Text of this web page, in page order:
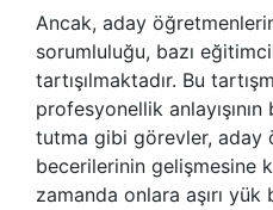
Ancak, aday
sorumluluğu, bazı
tartışılmaktadır. Bu
profesyonellik anlayışının
tutma gibi görevler, aday
becerilerinin gelişmesine
zamanda onlara aşırı